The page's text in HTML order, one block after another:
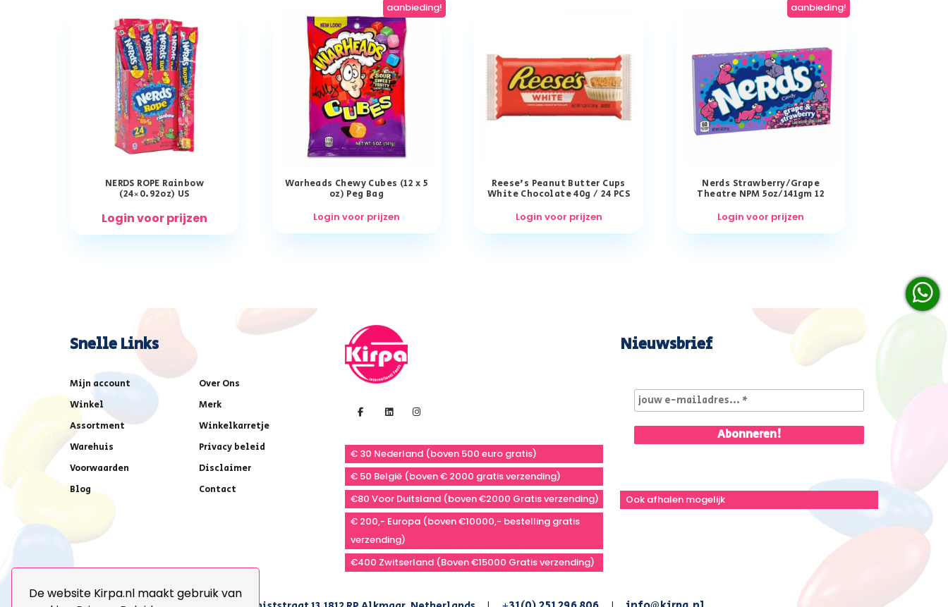
De website Kirpa.nl maakt gebruik van
NERDS ROPE Rainbow
(24×0.92oz) US
Login voor prijzen
aanbieding!
Warheads Chewy Cubes (12 x 5
oz) Peg Bag
Login voor prijzen
Reese’s Peanut Butter Cups
White Chocolate 40g / 24 PCS
Login voor prijzen
aanbieding!
Nerds Strawberry/Grape
Theatre NPM 5oz/141gm 12
Login voor prijzen
Snelle Links
Mijn account
Over Ons
Winkel
Merk
Assortment
Winkelkarretje
Warehuis
Privacy beleid
Voorwaarden
Disclaimer
Blog
Contact
€ 30 Nederland (boven 500 euro gratis)
€ 50 België (boven € 2000 gratis verzending)
€80 Voor Duitsland (boven €2000 Gratis verzending)
€ 200,- Europa (boven €10000,- bestelling gratis
verzending)
€400 Zwitserland (Boven €15000 Gratis verzending)
Nieuwsbrief
Ook afhalen mogelijk